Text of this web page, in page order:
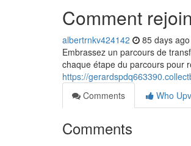
Comment
albertrnkv424142 85 days ago
Embrassez un parcours de
chaque étape du parcours pour
https://
Comments
Who
Comments